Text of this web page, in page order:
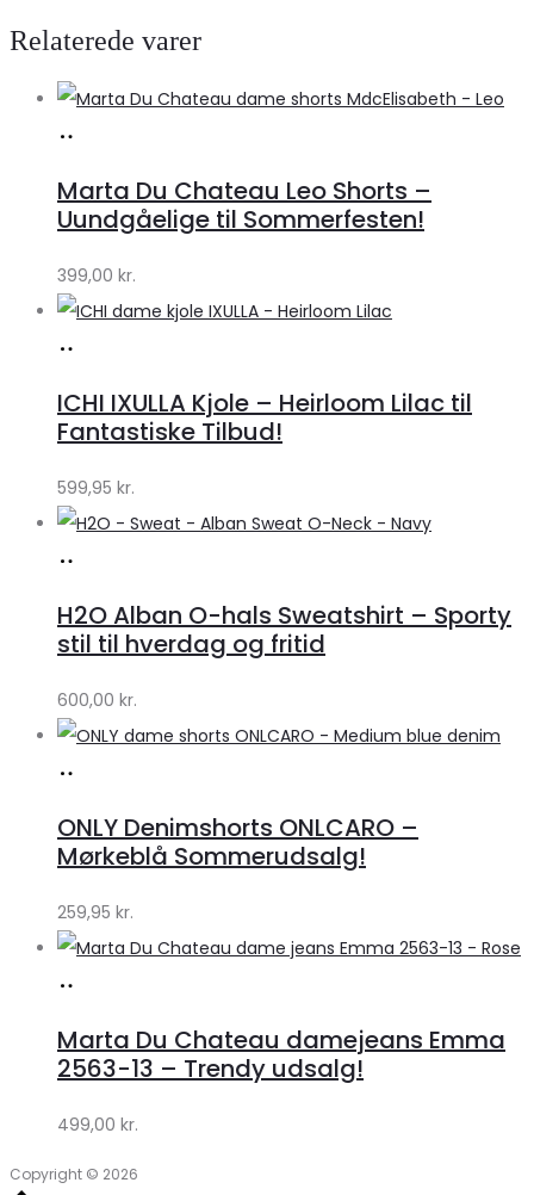
Relaterede varer
Klædeskabet.dk
Marta Du Chateau Leo Shorts –
Uundgåelige til Sommerfesten!
399,00 kr.
Klædeskabet.dk
ICHI IXULLA Kjole – Heirloom Lilac til
Fantastiske Tilbud!
599,95 kr.
Lykke
Lykke
H2O Alban O-hals Sweatshirt – Sporty
stil til hverdag og fritid
600,00 kr.
Klædeskabet.dk
ONLY Denimshorts ONLCARO –
Mørkeblå Sommerudsalg!
259,95 kr.
Klædeskabet.dk
Marta Du Chateau damejeans Emma
2563-13 – Trendy udsalg!
499,00 kr.
Copyright © 2026